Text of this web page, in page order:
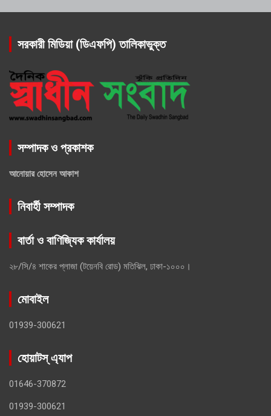
সরকারী মিডিয়া (ডিএফপি) তালিকাভুক্ত
সম্পাদক ও প্রকাশক
আনোয়ার হোসেন আকাশ
নিবার্হী সম্পাদক
বার্তা ও বাণিজ্যিক কার্যালয়
২৮/সি/৪ শাকের প্লাজা (টয়েনবি রোড) মতিঝিল, ঢাকা-১০০০।
মোবাইল
01939-300621
হোয়াটস্ এ্যাপ
01646-370872
01939-300621